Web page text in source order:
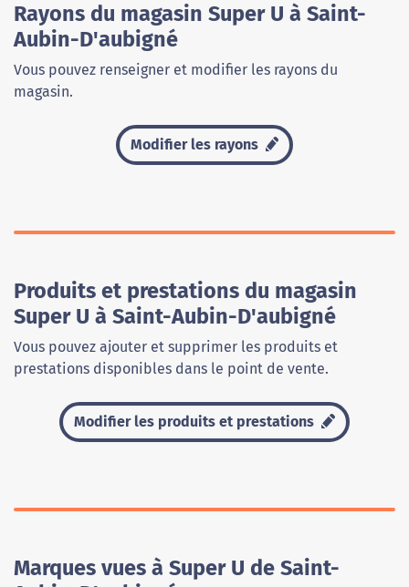
Rayons du magasin Super U à Saint-
Aubin-D'aubigné
Vous pouvez renseigner et modifier les rayons du
magasin.
Modifier les rayons
Produits et prestations du magasin
Super U à Saint-Aubin-D'aubigné
Vous pouvez ajouter et supprimer les produits et
prestations disponibles dans le point de vente.
Modifier les produits et prestations
Marques vues à Super U de Saint-